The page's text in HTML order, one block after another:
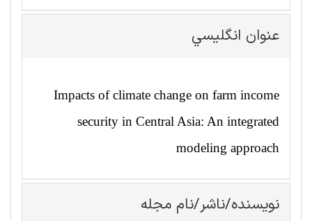
عنوان انگليسي
Impacts of climate change on farm income
security in Central Asia: An integrated
modeling approach
نویسنده/ناشر/نام مجله